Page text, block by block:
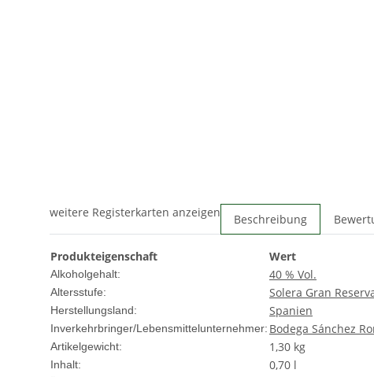
weitere Registerkarten anzeigen Beschreibung
Produkteigenschaft Wert
Alkoholgehalt: 40 % Vol.
Altersstufe: Solera Gran
Herstellungsland: Spanien
Inverkehrbringer/Lebensmittelunternehmer: Bodega Sánchez
Artikelgewicht: 1,30 kg
Inhalt:
0,70 l